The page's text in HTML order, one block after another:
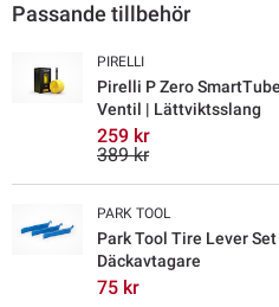
Passande tillbehör
PIRELLI
Pirelli P Zero
Ventil | Lättviktsslang
259 kr
389 kr
PARK TOOL
Park Tool Tire Lever
Däckavtagare
75 kr